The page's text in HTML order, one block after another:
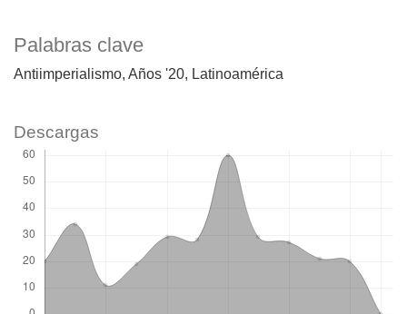
Palabras clave
Antiimperialismo Años '20 Latinoamérica
Descargas